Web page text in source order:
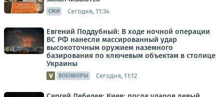
СМИ Сегодня, 11:34
Евгений Поддубный: В ходе ночной операции
ВС РФ нанесли массированный удар
высокоточным оружием наземного
базирования по ключевым объектам в столице
Украины
ВОЕНКОРЫ Сегодня, 11:12